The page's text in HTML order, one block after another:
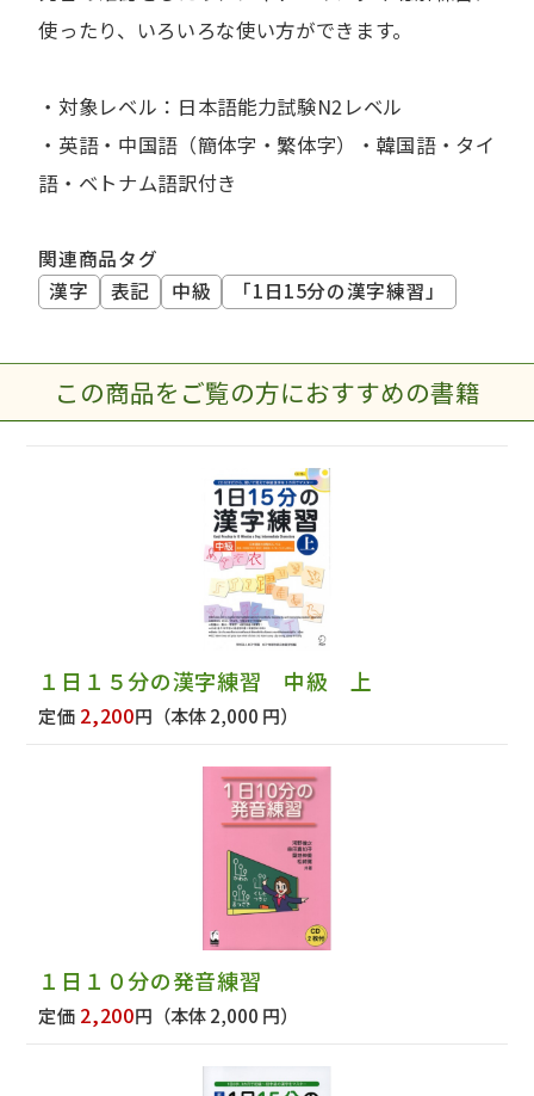
使ったり、いろいろな使い方ができます。
・対象レベル：日本語能力試験N2レベル
・英語・中国語（簡体字・繁体字）・韓国語・タイ
語・ベトナム語訳付き
関連商品タグ
漢字
表記 中級 「1日15分の漢字練習」
この商品をご覧の方におすすめの書籍
１日１５分の漢字練習 中級 上
定価 2,200円 （本体 2,000 円）
１日１０分の発音練習
定価 2,200円 （本体 2,000 円）